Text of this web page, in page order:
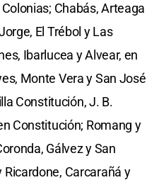
Chabás, Arteaga
El Trébol y Las
Ibarlucea y Alvear, en
Monte Vera y San José
Constitución, J. B.
Constitución; Romang y
Gálvez y San
Ricardone, Carcarañá y